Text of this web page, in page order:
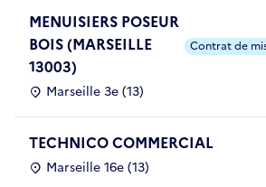
MENUISIERS POSEUR
BOIS (MARSEILLE
13003)
Marseille 3e (13)
Contrat de
TECHNICO COMMERCIAL
Marseille 16e (13)